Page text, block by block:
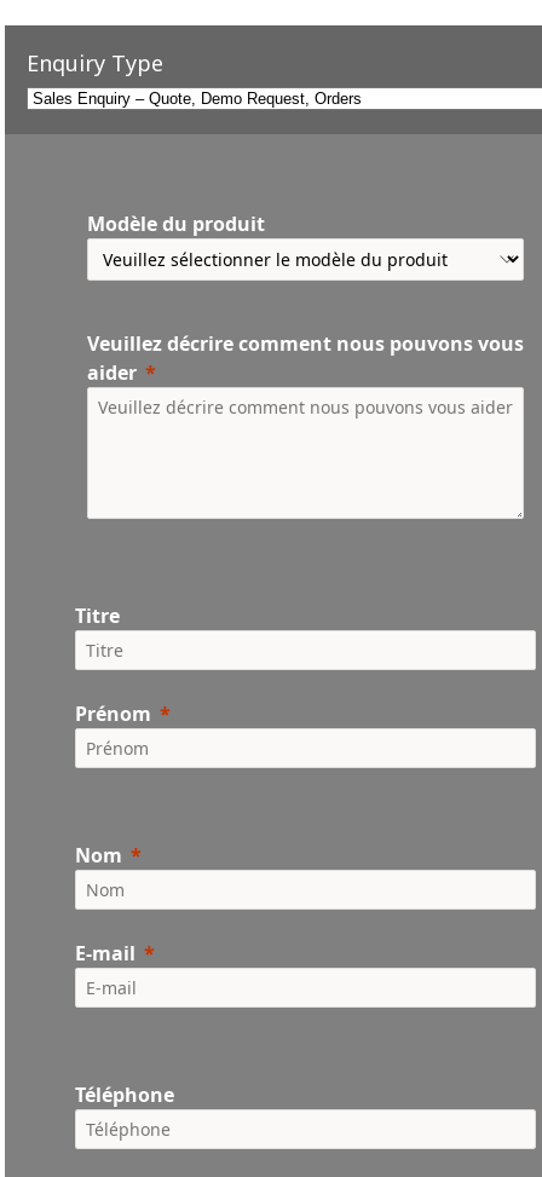
Enquiry Type
Modèle du produit
Veuillez décrire comment nous pouvons vous
aider
Titre
Prénom
Nom
E-mail
Téléphone